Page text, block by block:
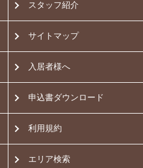
スタッフ紹介
サイトマップ
入居者様へ
申込書ダウンロード
利用規約
エリア検索